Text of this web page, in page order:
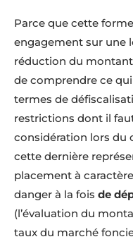
Parce que cette
engagement sur une
réduction du
de comprendre ce
termes de
restrictions dont il
considération lors du
cette dernière
placement à
danger à la fois de
(l’évaluation du
taux du marché